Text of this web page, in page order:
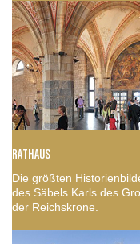
RATHAUS
Die größten
des Säbels Karls des
der Reichskrone.